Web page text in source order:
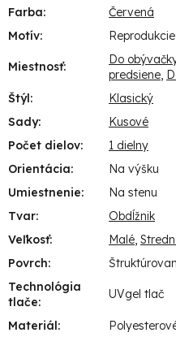
Farba:
Červená
Motív: Reprodukcie
Miestnosť: Do
predsiene,
Štýl:
Klasický
Sady:
Kusové
Počet dielov:
1 dielny
Orientácia:
Na výšku
Umiestnenie:
Na stenu
Tvar:
Obdĺžnik
Veľkosť: Malé,
Povrch:
Technológia
tlače:
UVgel tlač
Materiál: